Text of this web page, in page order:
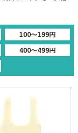
100～199円
400～499円